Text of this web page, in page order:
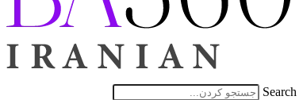
Search